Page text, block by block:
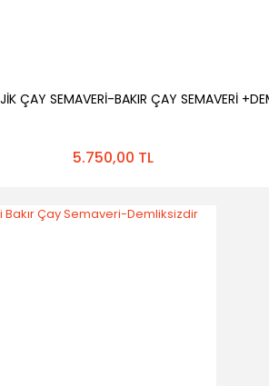
ÇAY SEMAVERİ-BAKIR ÇAY SEMAVERİ
5.750,00 TL